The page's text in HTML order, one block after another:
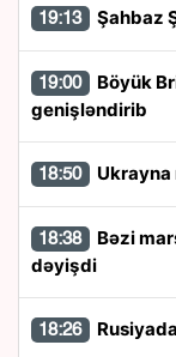
19:13 Şahbaz
19:00
genişləndirib
18:50 Ukrayna
18:38
dəyişdi
18:26